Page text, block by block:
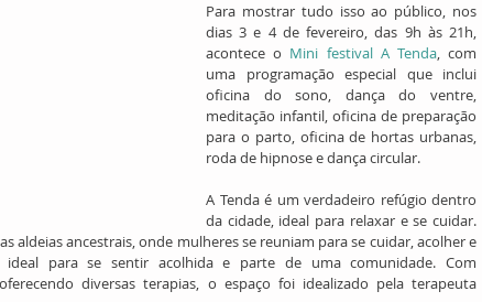
Para mostrar tudo isso ao público, nos
dias 3 e 4 de fevereiro, das 9h às 21h,
acontece o Mini festival A Tenda, com
uma programação especial que inclui
oficina do sono, dança do ventre,
meditação infantil, oficina de preparação
para o parto, oficina de hortas urbanas,
roda de hipnose e dança circular.
A Tenda é um verdadeiro refúgio dentro
da cidade, ideal para relaxar e se cuidar.
aldeias ancestrais, onde mulheres se reuniam para se cuidar, acolher e
para se sentir acolhida e parte de uma comunidade. Com
diversas terapias, o espaço foi idealizado pela terapeuta